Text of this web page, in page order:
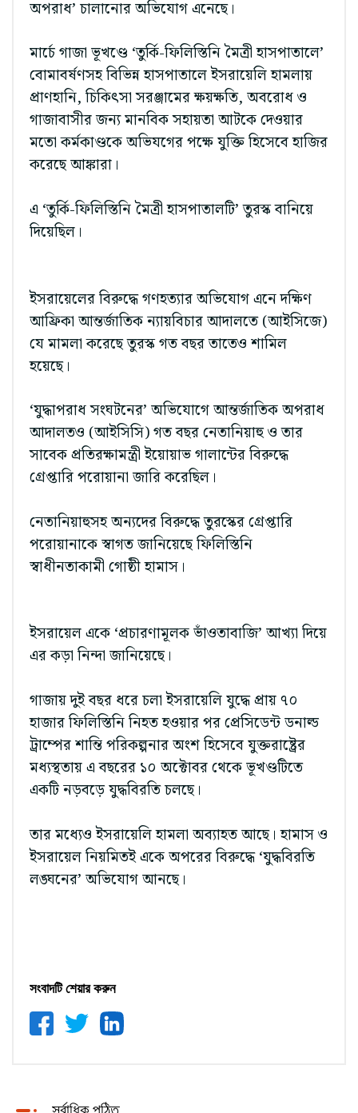
অপরাধ’ চালানোর অভিযোগ এনেছে।
মার্চে গাজা ভূখণ্ডে ‘তুর্কি-ফিলিস্তিনি মৈত্রী হাসপাতালে’
বোমাবর্ষণসহ বিভিন্ন হাসপাতালে ইসরায়েলি হামলায়
প্রাণহানি, চিকিৎসা সরঞ্জামের ক্ষয়ক্ষতি, অবরোধ ও
গাজাবাসীর জন্য মানবিক সহায়তা আটকে দেওয়ার
মতো কর্মকাণ্ডকে অভিযগের পক্ষে যুক্তি হিসেবে হাজির
করেছে আঙ্কারা।
এ ‘তুর্কি-ফিলিস্তিনি মৈত্রী হাসপাতালটি’ তুরস্ক বানিয়ে
দিয়েছিল।
ইসরায়েলের বিরুদ্ধে গণহত্যার অভিযোগ এনে দক্ষিণ
আফ্রিকা আন্তর্জাতিক ন্যায়বিচার আদালতে (আইসিজে)
যে মামলা করেছে তুরস্ক গত বছর তাতেও শামিল
হয়েছে।
‘যুদ্ধাপরাধ সংঘটনের’ অভিযোগে আন্তর্জাতিক অপরাধ
আদালতও (আইসিসি) গত বছর নেতানিয়াহু ও তার
সাবেক প্রতিরক্ষামন্ত্রী ইয়োয়াভ গালান্টের বিরুদ্ধে
গ্রেপ্তারি পরোয়ানা জারি করেছিল।
নেতানিয়াহুসহ অন্যদের বিরুদ্ধে তুরস্কের গ্রেপ্তারি
পরোয়ানাকে স্বাগত জানিয়েছে ফিলিস্তিনি
স্বাধীনতাকামী গোষ্ঠী হামাস।
ইসরায়েল একে ‘প্রচারণামূলক ভাঁওতাবাজি’ আখ্যা দিয়ে
এর কড়া নিন্দা জানিয়েছে।
গাজায় দুই বছর ধরে চলা ইসরায়েলি যুদ্ধে প্রায় ৭০
হাজার ফিলিস্তিনি নিহত হওয়ার পর প্রেসিডেন্ট ডনাল্ড
ট্রাম্পের শান্তি পরিকল্পনার অংশ হিসেবে যুক্তরাষ্ট্রের
মধ্যস্থতায় এ বছরের ১০ অক্টোবর থেকে ভূখণ্ডটিতে
একটি নড়বড়ে যুদ্ধবিরতি চলছে।
তার মধ্যেও ইসরায়েলি হামলা অব্যাহত আছে। হামাস ও
ইসরায়েল নিয়মিতই একে অপরের বিরুদ্ধে ‘যুদ্ধবিরতি
লঙ্ঘনের’ অভিযোগ আনছে।
সংবাদটি শেয়ার করুন